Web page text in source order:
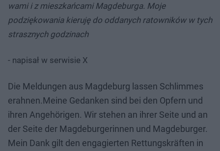
wami i z mieszkańcami Magdeburga. Moje
podziękowania kieruję do oddanych ratowników w tych
strasznych godzinach
- napisał w serwisie X
Die Meldungen aus Magdeburg lassen Schlimmes
erahnen.Meine Gedanken sind bei den Opfern und
ihren Angehörigen. Wir stehen an ihrer Seite und an
der Seite der Magdeburgerinnen und Magdeburger.
Mein Dank gilt den engagierten Rettungskräften in